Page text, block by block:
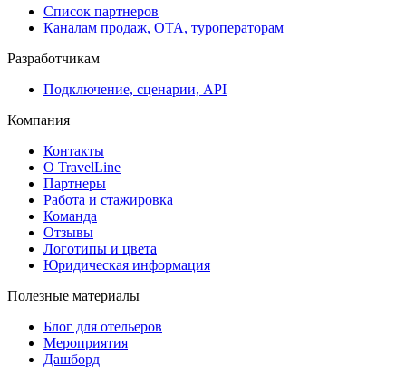
Список партнеров
Каналам продаж, ОТА, туроператорам
Разработчикам
Подключение, сценарии, API
Компания
Контакты
О TravelLine
Партнеры
Работа и стажировка
Команда
Отзывы
Логотипы и цвета
Юридическая информация
Полезные материалы
Блог для отельеров
Мероприятия
Дашборд